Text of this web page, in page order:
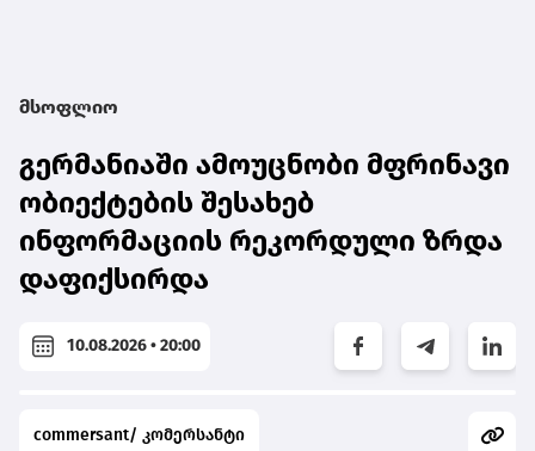
მსოფლიო
გერმანიაში ამოუცნობი მფრინავი
ობიექტების შესახებ
ინფორმაციის რეკორდული ზრდა
დაფიქსირდა
10.08.2026 • 20:00
commersant/ კომერსანტი